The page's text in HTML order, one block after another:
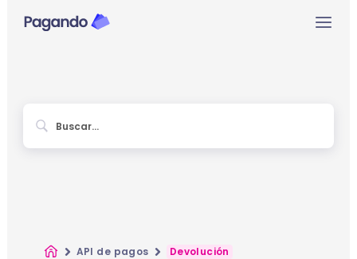
Inicio API de pagos Devolución